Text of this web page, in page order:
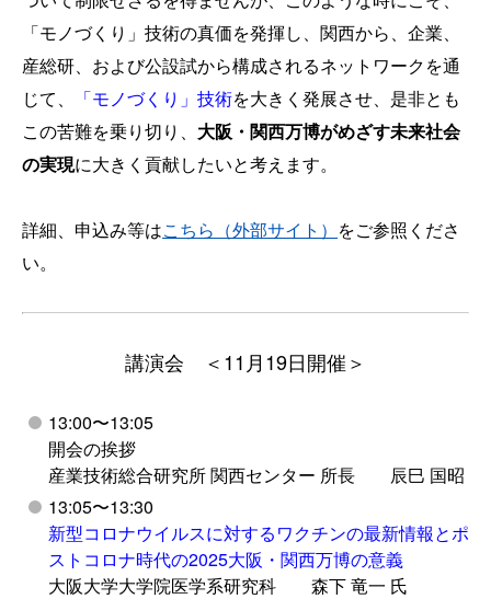
「モノづくり」技術の真価を発揮し、関西から、企業、
産総研、および公設試から構成されるネットワークを通
じて、
「モノづくり」技術を大きく発展させ、是非とも
この苦難を乗り切り、 大阪・関西万博がめざす未来社会
の実現に大きく貢献したいと考えます。
詳細、申込み等はこちら（外部サイト） をご参照くださ
い。
講演会 ＜11月19日開催＞
13:00〜13:05
開会の挨拶
産業技術総合研究所 関西センター 所長 辰巳 国昭
13:05〜13:30
新型コロナウイルスに対するワクチンの最新情報とポ
ストコロナ時代の2025大阪・関西万博の意義
大阪大学大学院医学系研究科 森下 竜一 氏